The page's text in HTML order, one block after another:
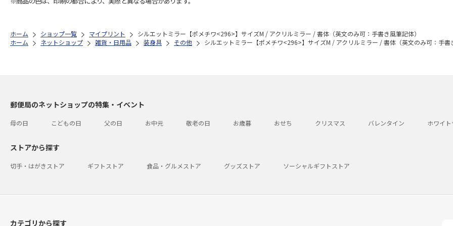
ホーム ショップ一覧 マイプリント
シルエットミラー【ポメチワ<296>】サイズM / アクリルミラー / 書体（英文のみ可：手書き風筆記体）
ホーム
ネットショップ 雑貨・日用品 装身具 その他 シルエットミラー【ポメチワ<296>】サイズM / アクリルミラー / 書体（英文のみ可：手書
郵便局のネットショップの特集・イベント
母の日 こどもの日 父の日 お中元 敬老の日 お歳暮 おせち クリスマス バレンタイン ホワイト
ストアから探す
切手・はがきストア ギフトストア 食品・グルメストア グッズストア ソーシャルギフトストア
カテゴリから探す